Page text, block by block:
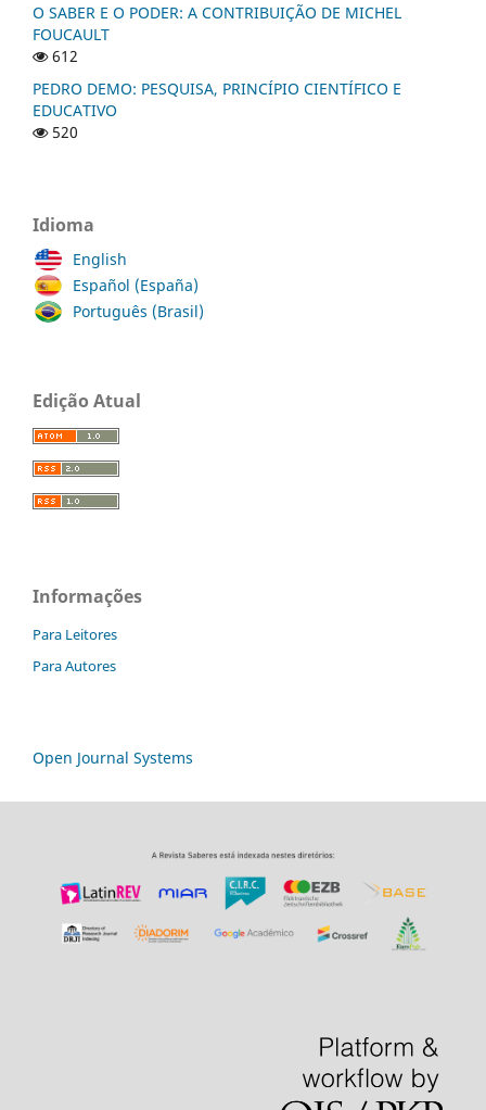
O SABER E O PODER: A CONTRIBUIÇÃO DE MICHEL
FOUCAULT
612
PEDRO DEMO: PESQUISA, PRINCÍPIO CIENTÍFICO E
EDUCATIVO
520
Idioma
English
Español (España)
Português (Brasil)
Edição Atual
Informações
Para Leitores
Para Autores
Open Journal Systems